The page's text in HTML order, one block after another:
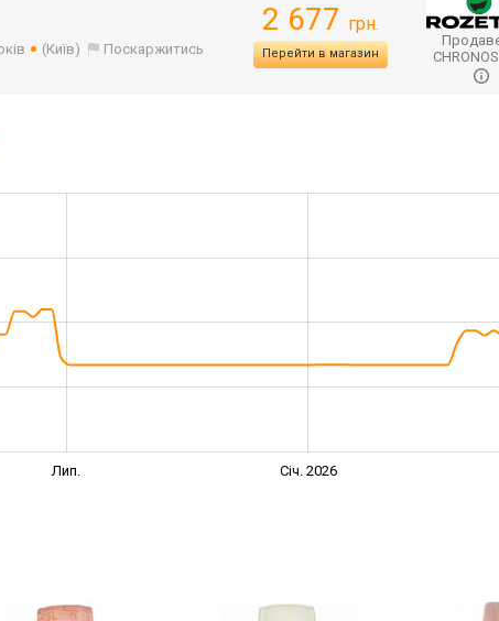
(Київ) Поскаржитись
2 677 грн.
Перейти в магазин
Лип. Січ. 2026